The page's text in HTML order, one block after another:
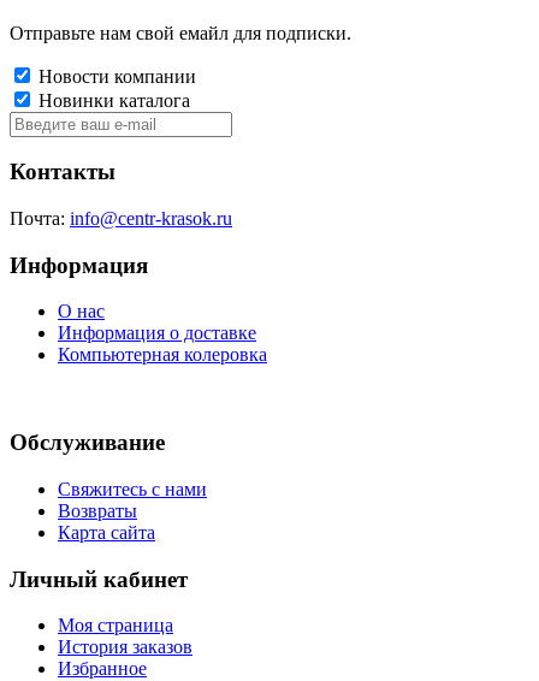
Отправьте нам свой емайл для подписки.
Новости компании
Новинки каталога
Контакты
Почта: info@centr-krasok.ru
Информация
О нас
Информация о доставке
Компьютерная колеровка
Обслуживание
Свяжитесь с нами
Возвраты
Карта сайта
Личный кабинет
Моя страница
История заказов
Избранное